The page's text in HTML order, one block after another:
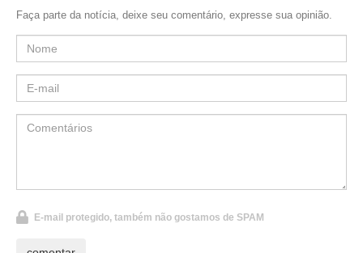
Faça parte da notícia, deixe seu comentário, expresse sua opinião.
E-mail protegido, também não gostamos de SPAM